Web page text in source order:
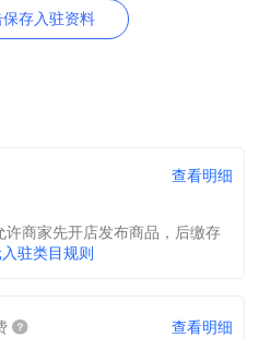
保存入驻资料
查看明细
许商家先开店发布商品，后缴存
驻类目规则
查看明细